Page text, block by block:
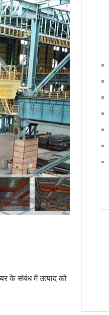
के संबंध में उत्पाद को